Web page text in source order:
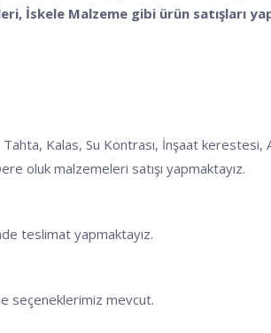
İskele Malzeme gibi ürün satışları
Kalas, Su Kontrası, İnşaat kerestesi,
oluk malzemeleri satışı yapmaktayız.
teslimat yapmaktayız.
seçeneklerimiz mevcut.